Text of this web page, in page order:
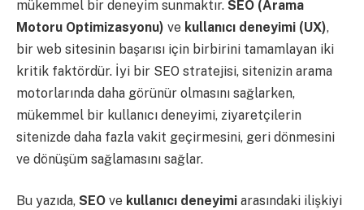
mükemmel bir deneyim sunmaktır. SEO (Arama
Motoru Optimizasyonu) ve kullanıcı deneyimi (UX),
bir web sitesinin başarısı için birbirini tamamlayan iki
kritik faktördür. İyi bir SEO stratejisi, sitenizin arama
motorlarında daha görünür olmasını sağlarken,
mükemmel bir kullanıcı deneyimi, ziyaretçilerin
sitenizde daha fazla vakit geçirmesini, geri dönmesini
ve dönüşüm sağlamasını sağlar.
Bu yazıda, SEO ve kullanıcı deneyimi arasındaki ilişkiyi